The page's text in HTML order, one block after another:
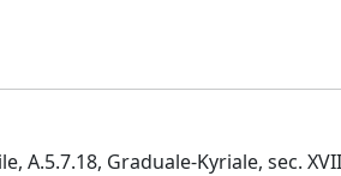
A.5.7.18, Graduale-Kyriale, sec.